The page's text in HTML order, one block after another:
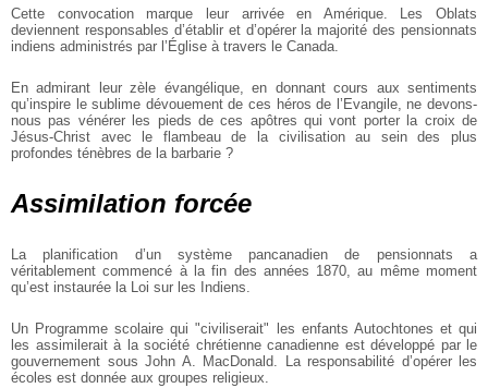
Cette convocation marque leur arrivée en Amérique. Les Oblats
deviennent responsables d’établir et d’opérer la majorité des pensionnats
indiens administrés par l’Église à travers le Canada.
En admirant leur zèle évangélique, en donnant cours aux sentiments
qu’inspire le sublime dévouement de ces héros de l’Evangile, ne devons-
nous pas vénérer les pieds de ces apôtres qui vont porter la croix de
Jésus-Christ avec le flambeau de la civilisation au sein des plus
profondes ténèbres de la barbarie ?
Assimilation forcée
La planification d’un système pancanadien de pensionnats a
véritablement commencé à la fin des années 1870, au même moment
qu’est instaurée la Loi sur les Indiens.
Un Programme scolaire qui "civiliserait" les enfants Autochtones et qui
les assimilerait à la société chrétienne canadienne est développé par le
gouvernement sous John A. MacDonald. La responsabilité d’opérer les
écoles est donnée aux groupes religieux.